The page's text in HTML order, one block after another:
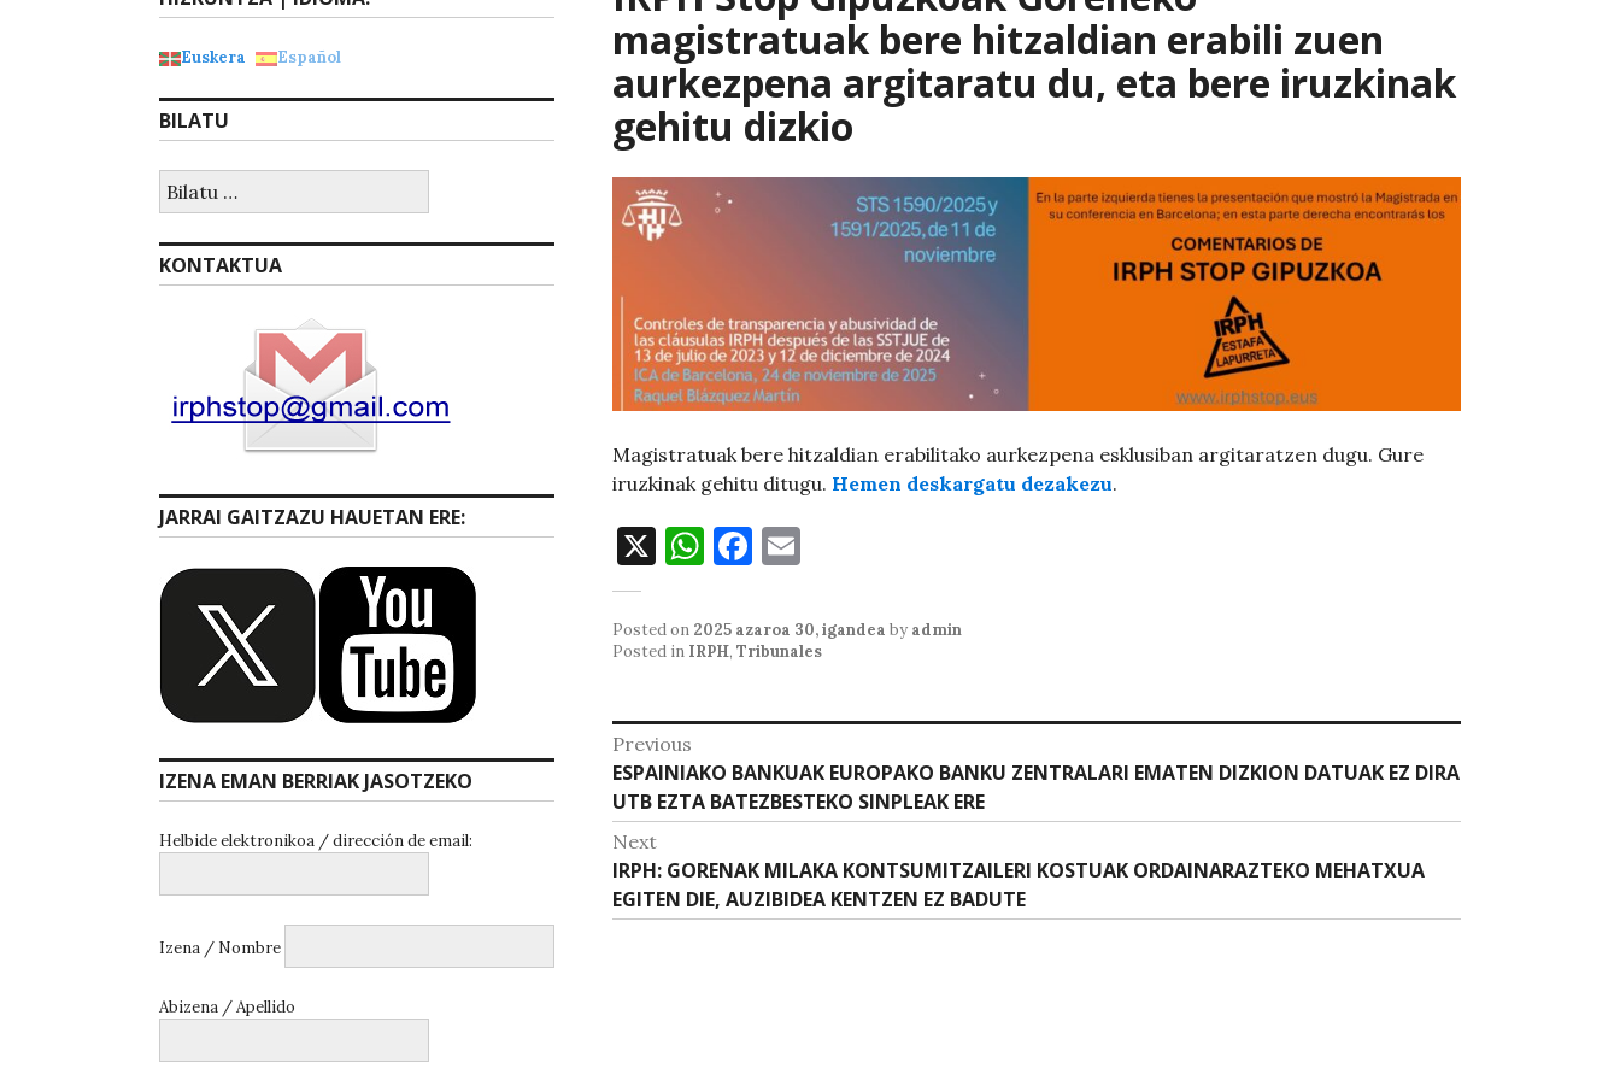
magistratuak bere hitzaldian erabili zuen
aurkezpena argitaratu du, eta bere iruzkinak
gehitu dizkio
Magistratuak bere hitzaldian erabilitako aurkezpena esklusiban argitaratzen dugu. Gure
iruzkinak gehitu ditugu. Hemen deskargatu dezakezu.
X W
at
s
p
p
F
c
e
o
o
k
ai
l
Posted on 2025 azaroa 30, igandea by admin
Posted in IRPH, Tribunales
Bidalketetan
zehar
nabigatu
Previous
Previous
post:
ESPAINIAKO BANKUAK EUROPAKO BANKU ZENTRALARI EMATEN DIZKION DATUAK EZ DIRA
UTB EZTA BATEZBESTEKO SINPLEAK ERE
Next
Next
post:
IRPH: GORENAK MILAKA KONTSUMITZAILERI KOSTUAK ORDAINARAZTEKO MEHATXUA
EGITEN DIE, AUZIBIDEA KENTZEN EZ BADUTE
Euskera Español
BILATU
KONTAKTUA
JARRAI GAITZAZU HAUETAN ERE:
IZENA EMAN BERRIAK JASOTZEKO
Helbide elektronikoa / dirección de email:
Izena / Nombre
Abizena / Apellido